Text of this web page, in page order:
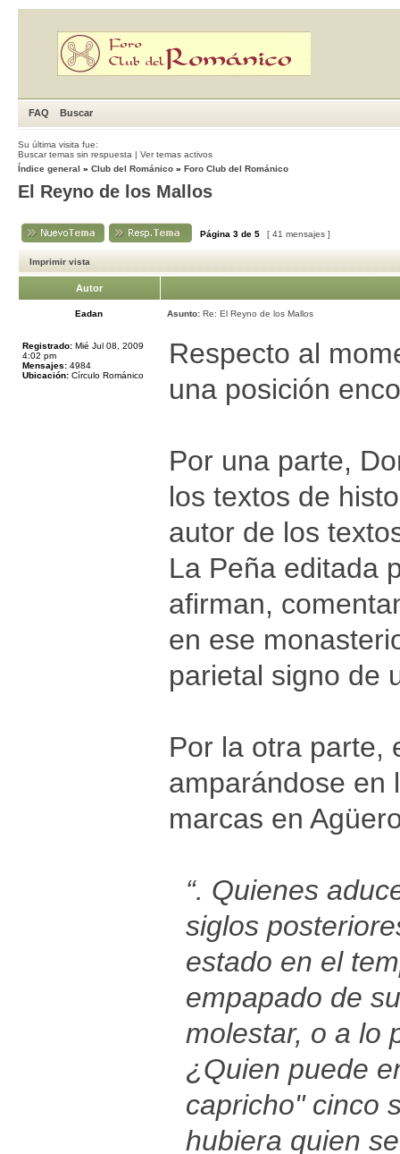
FAQ Buscar
Su última visita fue:
Buscar temas sin respuesta | Ver temas activos
Índice general » Club del Románico » Foro Club del Románico
El Reyno de los Mallos
Página 3 de 5 [ 41 mensajes ]
Imprimir vista
Autor
Eadan Asunto: Re: El Reyno de los Mallos
Registrado: Mié Jul 08, 2009
4:02 pm
Mensajes: 4984
Ubicación: Círculo Románico
Respecto al
una posición
Por una parte,
los textos de
autor de los
La Peña editada
afirman,
en ese
parietal signo de
Por la otra parte,
amparándose en
marcas en
“. Quienes
siglos
estado en el
empapado de
molestar, o a lo
¿Quien puede
capricho" cinco
hubiera quien